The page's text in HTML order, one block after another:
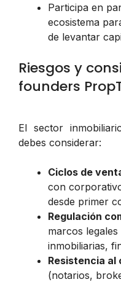
Participa en
ecosistema
de levantar
Riesgos y
founders
El sector
debes considerar:
Ciclos de
con
desde primer
Regulación
marcos
inmobiliarias,
Resistencia al
(notarios,